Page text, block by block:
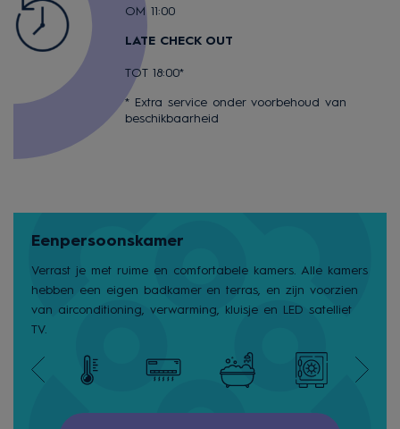
OM 11:00
LATE CHECK OUT
TOT 18:00*
* Extra service onder voorbehoud van
beschikbaarheid
Eenpersoonskamer
Verrast je met ruime en comfortabele kamers. Alle kamers
hebben een eigen badkamer en terras, en zijn voorzien
van airconditioning, verwarming, kluisje en LED satelliet
TV.